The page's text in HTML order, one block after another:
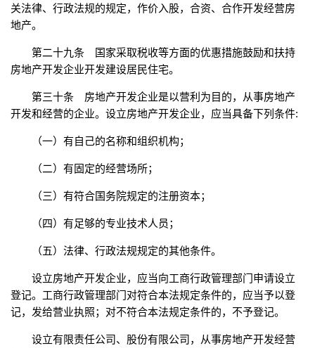
关法律、行政法规的规定，作价入股，合资、合作开发经营房
地产。
第二十九条 国家采取税收等方面的优惠措施鼓励和扶持
房地产开发企业开发建设居民住宅。
第三十条 房地产开发企业是以营利为目的，从事房地产
开发和经营的企业。设立房地产开发企业，应当具备下列条件:
（一）有自己的名称和组织机构；
（二）有固定的经营场所；
（三）有符合国务院规定的注册资本；
（四）有足够的专业技术人员；
（五）法律、行政法规规定的其他条件。
设立房地产开发企业，应当向工商行政管理部门申请设立
登记。工商行政管理部门对符合本法规定条件的，应当予以登
记，发给营业执照；对不符合本法规定条件的，不予登记。
设立有限责任公司、股份有限公司，从事房地产开发经营